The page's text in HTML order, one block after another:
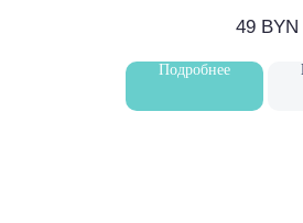
49 BYN
Подробнее